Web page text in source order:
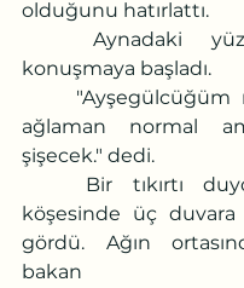
olduğunu hatırlattı.
	Aynadaki yüzüne baktı,
konuşmaya başladı.
ağlaman normal
şişecek." dedi.
köşesinde üç duvara
gördü. Ağın
bakan